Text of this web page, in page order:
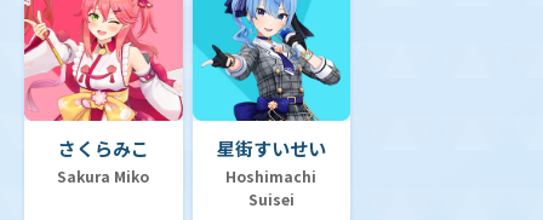
【hSD18】ライブスタートデッキ「森カリオペ」
【hSD17】ライブスタートデッキ「星街すいせい」
さくらみこ
Sakura Miko
星街すいせい
Hoshimachi
Suisei